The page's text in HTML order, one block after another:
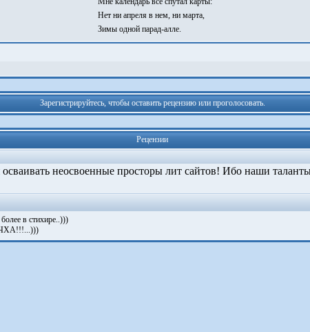
Нет ни апреля в нем, ни марта,
Зимы одной парад-алле.
Зарегистрируйтесь, чтобы оставить рецензию или проголосовать.
Рецензии
неосвоенные просторы лит сайтов! Ибо наши
в стихире..)))
ЧХА!!!...)))